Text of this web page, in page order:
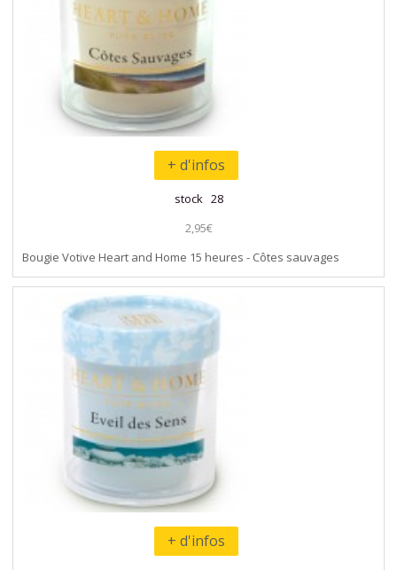
+ d'infos
stock 28
2,95€
Bougie Votive Heart and Home 15 heures - Côtes sauvages
+ d'infos